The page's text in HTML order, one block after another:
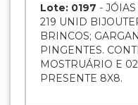
Lote: 0197 -
219 UNID
BRINCOS;
PINGENTES.
MOSTRUÁRIO E
PRESENTE 8X8.